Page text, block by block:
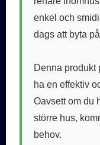
enkel och
dags att byta
Denna produkt
ha en effektiv
Oavsett om du
större hus,
behov.